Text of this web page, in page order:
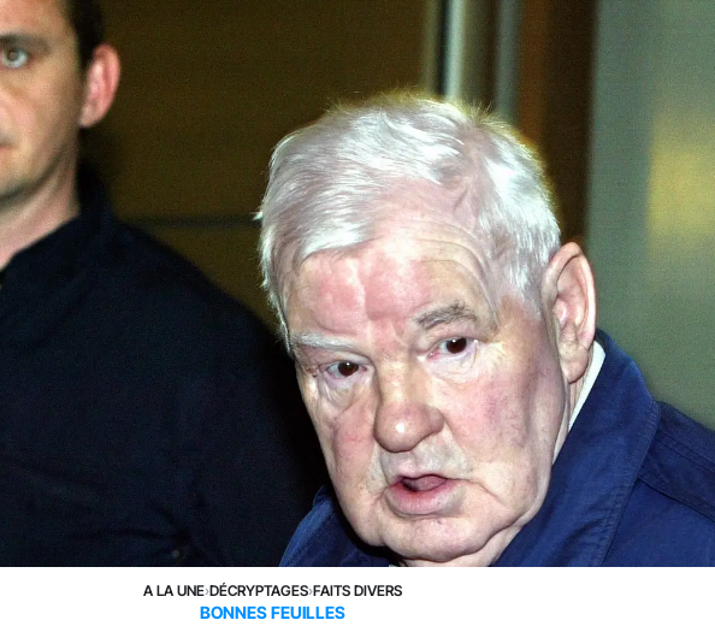
A LA UNE›DÉCRYPTAGES›FAITS DIVERS
BONNES FEUILLES